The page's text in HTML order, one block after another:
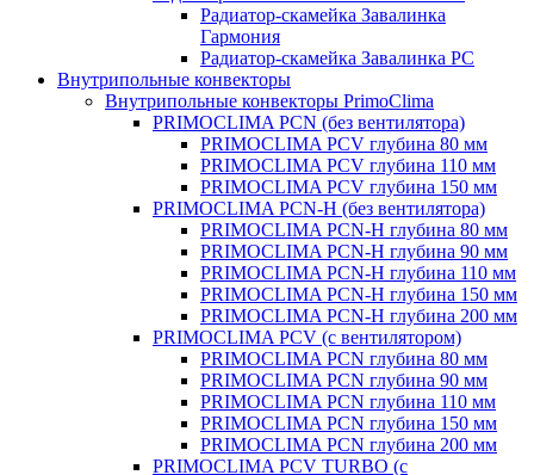
Радиатор-скамейка Завалинка
Гармония
Радиатор-скамейка Завалинка РС
Внутрипольные конвекторы
Внутрипольные конвекторы PrimoClima
PRIMOCLIMA PCN (без вентилятора)
PRIMOCLIMA PCV глубина 80 мм
PRIMOCLIMA PCV глубина 110 мм
PRIMOCLIMA PCV глубина 150 мм
PRIMOCLIMA PCN-H (без вентилятора)
PRIMOCLIMA PCN-H глубина 80 мм
PRIMOCLIMA PCN-H глубина 90 мм
PRIMOCLIMA PCN-H глубина 110 мм
PRIMOCLIMA PCN-H глубина 150 мм
PRIMOCLIMA PCN-H глубина 200 мм
PRIMOCLIMA PCV (c вентилятором)
PRIMOCLIMA PCN глубина 80 мм
PRIMOCLIMA PCN глубина 90 мм
PRIMOCLIMA PCN глубина 110 мм
PRIMOCLIMA PCN глубина 150 мм
PRIMOCLIMA PCN глубина 200 мм
PRIMOCLIMA PCV TURBO (c